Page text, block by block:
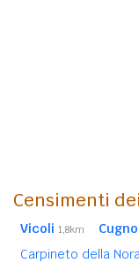
Censimenti
Vicoli 1,8km
Carpineto della